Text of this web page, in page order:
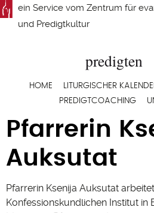
Direkt
zum
ein Service vom Zentrum für
und Predigtkultur
Hauptnavigation
HOME LITURGISCHER
PREDIGTCOACHING
Pfarrerin
Auksutat
Pfarrerin Ksenija Auksutat
Konfessionskundlichen Institut in